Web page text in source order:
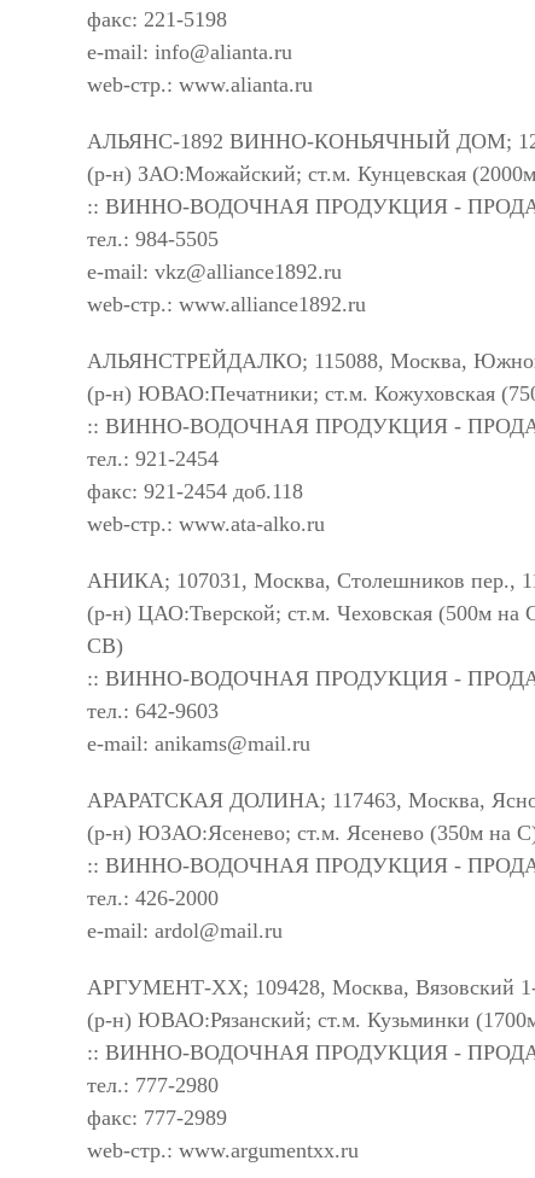
факс: 221-5198
e-mail: info@alianta.ru
web-стр.: www.alianta.ru
АЛЬЯНС-1892 ВИННО-КОНЬЯЧНЫЙ ДОМ;
(р-н) ЗАО:Можайский; ст.м. Кунцевская
:: ВИННО-ВОДОЧНАЯ ПРОДУКЦИЯ -
тел.: 984-5505
e-mail: vkz@alliance1892.ru
web-стр.: www.alliance1892.ru
АЛЬЯНСТРЕЙДАЛКО; 115088, Москва,
(р-н) ЮВАО:Печатники; ст.м. Кожуховская
:: ВИННО-ВОДОЧНАЯ ПРОДУКЦИЯ -
тел.: 921-2454
факс: 921-2454 доб.118
web-стр.: www.ata-alko.ru
АНИКА; 107031, Москва, Столешников пер.,
(р-н) ЦАО:Тверской; ст.м. Чеховская (500м
СВ)
:: ВИННО-ВОДОЧНАЯ ПРОДУКЦИЯ -
тел.: 642-9603
e-mail: anikams@mail.ru
АРАРАТСКАЯ ДОЛИНА; 117463, Москва,
(р-н) ЮЗАО:Ясенево; ст.м. Ясенево (350м на
:: ВИННО-ВОДОЧНАЯ ПРОДУКЦИЯ -
тел.: 426-2000
e-mail: ardol@mail.ru
АРГУМЕНТ-XX; 109428, Москва, Вязовский
(р-н) ЮВАО:Рязанский; ст.м. Кузьминки
:: ВИННО-ВОДОЧНАЯ ПРОДУКЦИЯ -
тел.: 777-2980
факс: 777-2989
web-стр.: www.argumentxx.ru